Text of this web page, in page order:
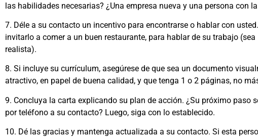
las habilidades necesarias? ¿Una empresa nueva y una persona con
7. Déle a su contacto un incentivo para encontrarse o hablar con
invitarlo a comer a un buen restaurante, para hablar de su trabajo (sea
realista).
8. Si incluye su currículum, asegúrese de que sea un documento
atractivo, en papel de buena calidad, y que tenga 1 o 2 páginas, no
9. Concluya la carta explicando su plan de acción. ¿Su próximo paso
por teléfono a su contacto? Luego, siga con lo establecido.
10. Dé las gracias y mantenga actualizada a su contacto. Si esta